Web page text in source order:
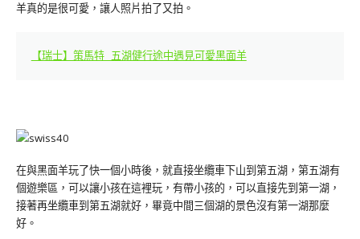
羊真的是很可愛，讓人照片拍了又拍。
【瑞士】策馬特 五湖健行途中遇見可愛黑面羊
在與黑面羊玩了快一個小時後，就直接坐纜車下山到第五湖，第五湖有
個遊樂區，可以讓小孩在這裡玩，有帶小孩的，可以直接先到第一湖，
接著再坐纜車到第五湖就好，畢竟中間三個湖的景色沒有第一湖那麼
好。